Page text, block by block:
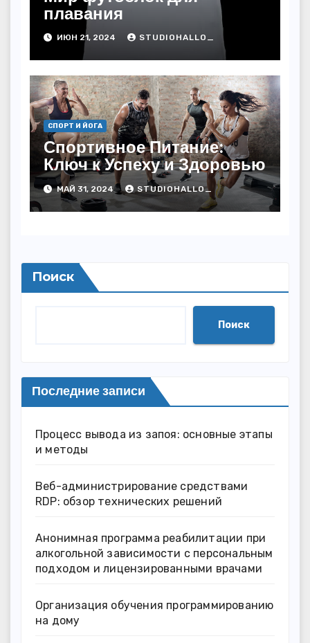
плавания
ИЮН 21, 2024 STUDIOHALLO_
СПОРТ И ЙОГА
Спортивное Питание:
Ключ к Успеху и Здоровью
МАЙ 31, 2024 STUDIOHALLO_
Поиск
Поиск
Последние записи
Процесс вывода из запоя: основные этапы
и методы
Веб-администрирование средствами
RDP: обзор технических решений
Анонимная программа реабилитации при
алкогольной зависимости с персональным
подходом и лицензированными врачами
Организация обучения программированию
на дому